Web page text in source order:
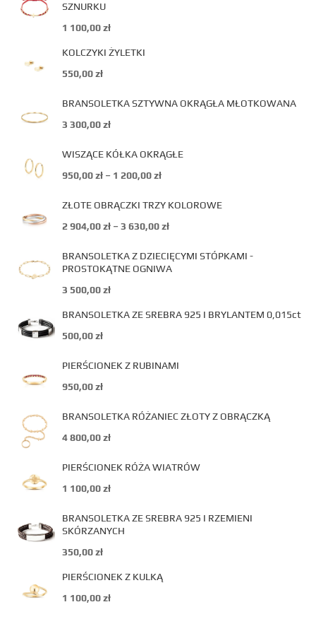
SZNURKU
1 100,00zł
KOLCZYKI ŻYLETKI
550,00zł
BRANSOLETKA SZTYWNA OKRĄGŁA MŁOTKOWANA
3 300,00zł
WISZĄCE KÓŁKA OKRĄGŁE
950,00zł – 1 200,00zł
ZŁOTE OBRĄCZKI TRZY KOLOROWE
2 904,00zł – 3 630,00zł
BRANSOLETKA Z DZIECIĘCYMI STÓPKAMI -
PROSTOKĄTNE OGNIWA
3 500,00zł
BRANSOLETKA ZE SREBRA 925 I BRYLANTEM 0,015ct
500,00zł
PIERŚCIONEK Z RUBINAMI
950,00zł
BRANSOLETKA RÓŻANIEC ZŁOTY Z OBRĄCZKĄ
4 800,00zł
PIERŚCIONEK RÓŻA WIATRÓW
1 100,00zł
BRANSOLETKA ZE SREBRA 925 I RZEMIENI
SKÓRZANYCH
350,00zł
PIERŚCIONEK Z KULKĄ
1 100,00zł